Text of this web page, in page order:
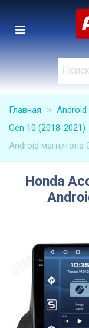
Главная > Android
Gen 10 (2018-2021)
Android магнитола
Honda